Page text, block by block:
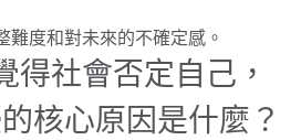
難度和對未來的不確定感。
得社會否定自己，
核心原因是什麼？